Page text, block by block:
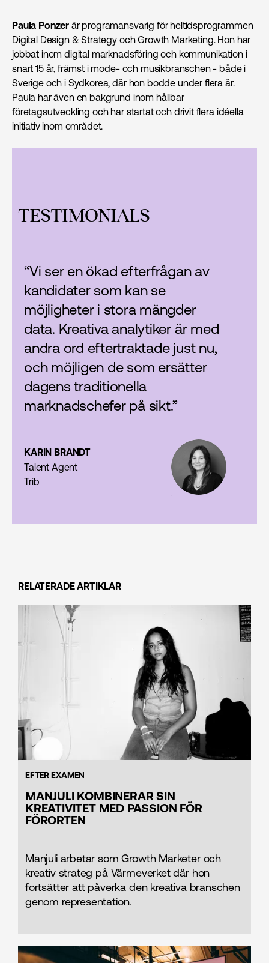
Paula Ponzer är programansvarig för heltidsprogrammen
Digital Design & Strategy och Growth Marketing. Hon har
jobbat inom digital marknads­föring och kommunikation i
snart 15 år, främst i mode- och musikbranschen - både i
Sverige och i Sydkorea, där hon bodde under flera år.
Paula har även en bakgrund inom hållbar
företagsutveckling och har startat och drivit flera idéella
initiativ inom området.
TESTIMONIALS
“Vi ser en ökad efterfrågan av
kandidater som kan se
möjligheter i stora mängder
data. Kreativa analytiker är med
andra ord eftertraktade just nu,
och möjligen de som ersätter
dagens traditionella
marknadschefer på sikt.”
KARIN BRANDT
Talent Agent
Trib
RELATERADE ARTIKLAR
EFTER EXAMEN
MANJULI KOMBINERAR SIN
KREATIVITET MED PASSION FÖR
FÖRORTEN
Manjuli arbetar som Growth Marketer och
kreativ strateg på Värmeverket där hon
fortsätter att påverka den kreativa branschen
genom representation.